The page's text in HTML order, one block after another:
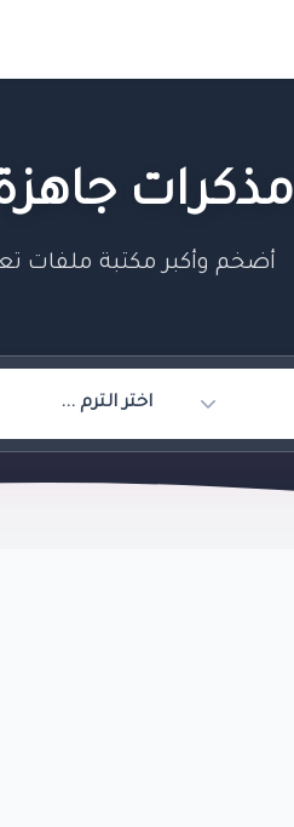
مذكرات
أضخم وأكبر مكتبة ملفات